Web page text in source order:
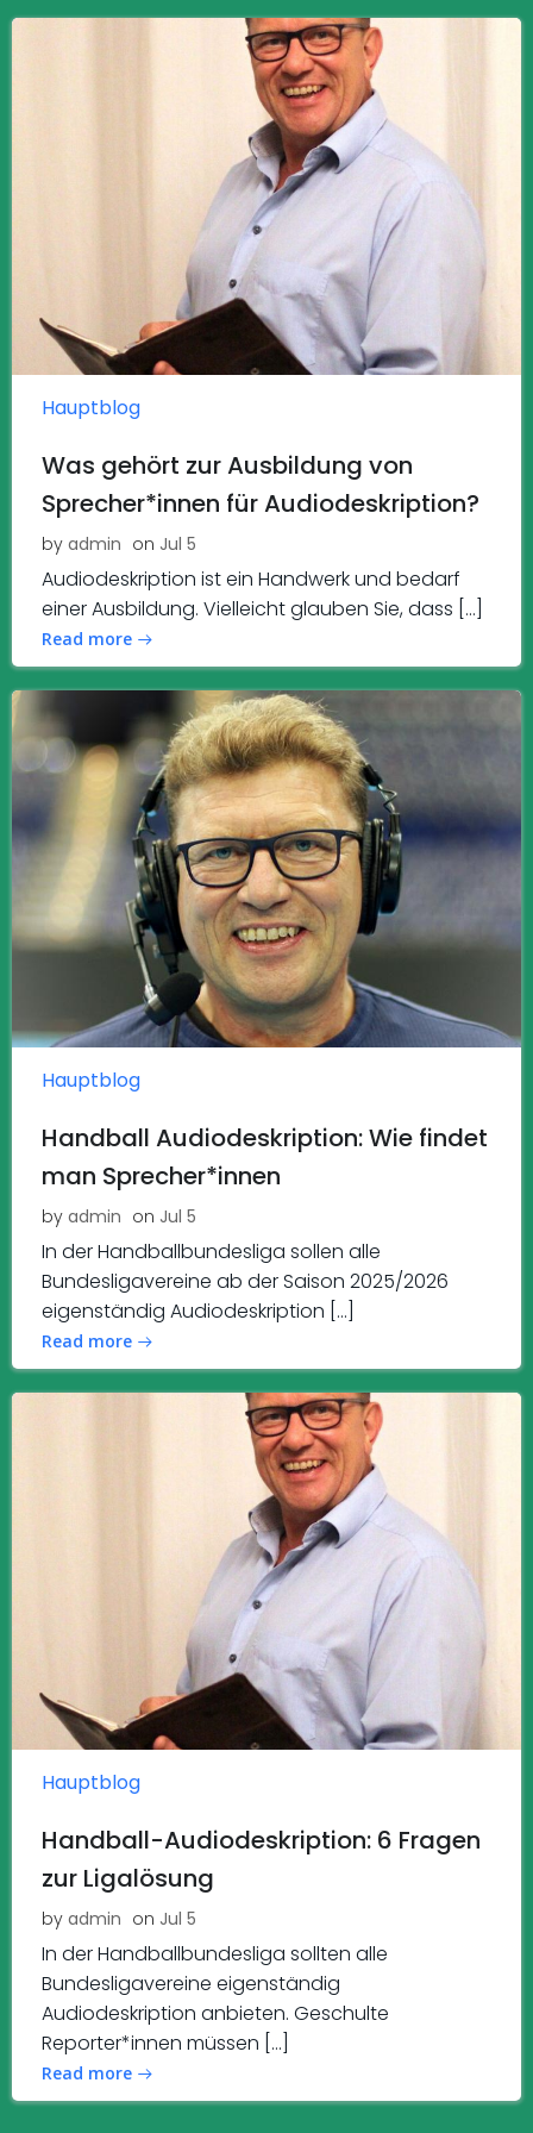
Hauptblog
Was gehört zur Ausbildung von
Sprecher*innen für Audiodeskription?
by admin on Jul 5
Audiodeskription ist ein Handwerk und bedarf
einer Ausbildung. Vielleicht glauben Sie, dass […]
Read more
Hauptblog
Handball Audiodeskription: Wie findet
man Sprecher*innen
by admin on Jul 5
In der Handballbundesliga sollen alle
Bundesligavereine ab der Saison 2025/2026
eigenständig Audiodeskription […]
Read more
Hauptblog
Handball-Audiodeskription: 6 Fragen
zur Ligalösung
by admin on Jul 5
In der Handballbundesliga sollten alle
Bundesligavereine eigenständig
Audiodeskription anbieten. Geschulte
Reporter*innen müssen […]
Read more